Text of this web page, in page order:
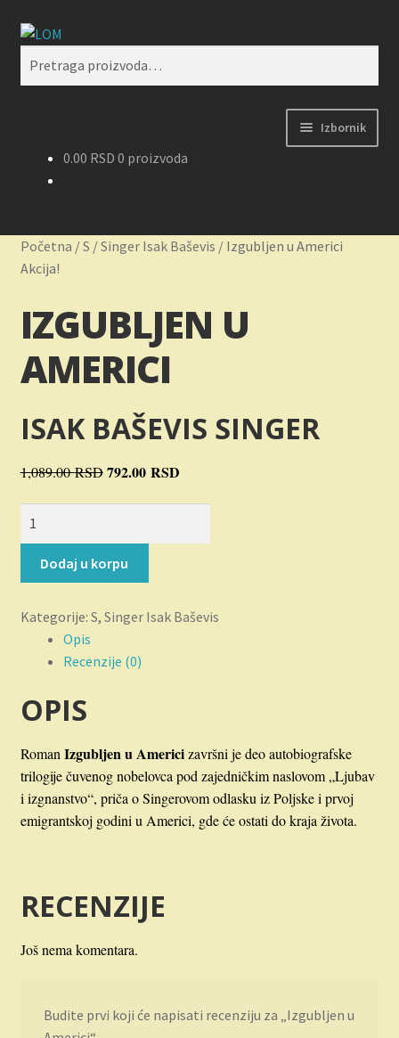
Preskoči
navigaciju
Skoči
Pretraži
Izbornik
Korpa
Kupovina, isporuka i reklamacije
Moj nalog
Plaćanje
Privatnost
0.00 RSD 0 proizvoda
Početna /S /Singer Isak Baševis / Izgubljen u Americi
Akcija!
IZGUBLJEN U
AMERICI
ISAK BAŠEVIS SINGER
1,089.00RSD Originalna
1,089.00 RSD.
792.00 RSDTrenutna
Americi
količina
Dodaj u korpu
Kategorije: S, Singer Isak Baševis
Opis
Recenzije (0)
OPIS
Roman Izgubljen u Americizavršni je deo autobiografske
trilogije čuvenog nobelovca pod zajedničkim naslovom „Ljubav
i izgnanstvo“, priča o Singerovom odlasku iz Poljske i prvoj
emigrantskoj godini u Americi, gde će ostati do kraja života.
RECENZIJE
Još nema komentara.
Budite prvi koji će napisati recenziju za „Izgubljen u